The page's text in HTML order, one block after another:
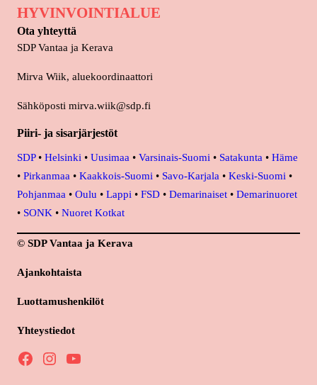
HYVINVOINTIALUE
Ota yhteyttä
SDP Vantaa ja Kerava
Mirva Wiik, aluekoordinaattori
Sähköposti mirva.wiik@sdp.fi
Piiri- ja sisarjärjestöt
SDP• Helsinki • Uusimaa • Varsinais-Suomi • Satakunta • Häme
• Pirkanmaa • Kaakkois-Suomi • Savo-Karjala • Keski-Suomi •
Pohjanmaa • Oulu • Lappi • FSD • Demarinaiset • Demarinuoret
• SONK • Nuoret Kotkat
© SDP Vantaa ja Kerava
Ajankohtaista
Luottamushenkilöt
Yhteystiedot
Facebook Instagram YouTube